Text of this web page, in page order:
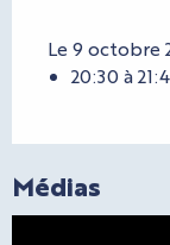
Le 9 octobre
20:30 à
Médias